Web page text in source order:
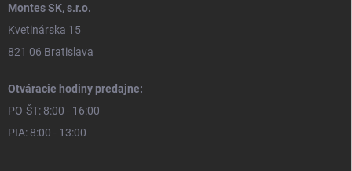
Montes SK, s.r.o.
Kvetinárska 15
821 06 Bratislava
Otváracie hodiny predajne:
PO-ŠT: 8:00 - 16:00
PIA: 8:00 - 13:00